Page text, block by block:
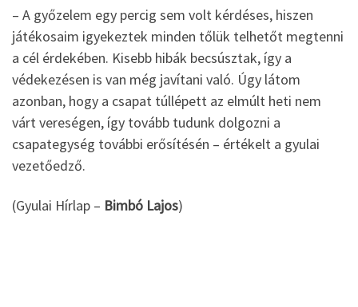
– A győzelem egy percig sem volt kérdéses, hiszen
játékosaim igyekeztek minden tőlük telhetőt megtenni
a cél érdekében. Kisebb hibák becsúsztak, így a
védekezésen is van még javítani való. Úgy látom
azonban, hogy a csapat túllépett az elmúlt heti nem
várt vereségen, így tovább tudunk dolgozni a
csapategység további erősítésén – értékelt a gyulai
vezetőedző.
(Gyulai Hírlap – Bimbó Lajos)